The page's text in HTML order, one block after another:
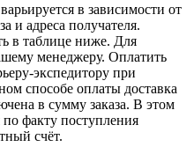
в зависимости от
и адреса получателя.
в таблице ниже. Для
менеджеру. Оплатить
экспедитору при
способе оплаты доставка
в сумму заказа. В этом
по факту поступления
счёт.